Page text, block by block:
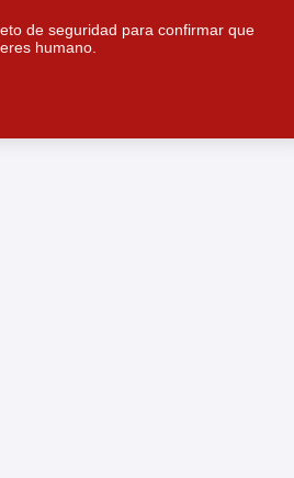
de seguridad para confirmar que
eres humano.